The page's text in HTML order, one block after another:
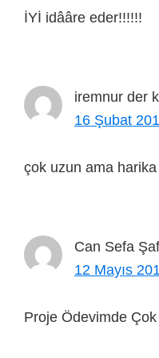
İYİ idââre eder!!!!!!
iremnur der
16 Şubat
çok uzun ama
Can Sefa
12 Mayıs
Proje Ödevimde Çok